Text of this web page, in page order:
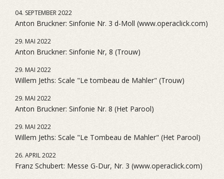
04. SEPTEMBER 2022
Anton Bruckner: Sinfonie Nr. 3 d-Moll (www.operaclick.com)
29. MAI 2022
Anton Bruckner: Sinfonie Nr, 8 (Trouw)
29. MAI 2022
Willem Jeths: Scale "Le tombeau de Mahler" (Trouw)
29. MAI 2022
Anton Bruckner: Sinfonie Nr. 8 (Het Parool)
29. MAI 2022
Willem Jeths: Scale "Le Tombeau de Mahler" (Het Parool)
26. APRIL 2022
Franz Schubert: Messe G-Dur, Nr. 3 (www.operaclick.com)